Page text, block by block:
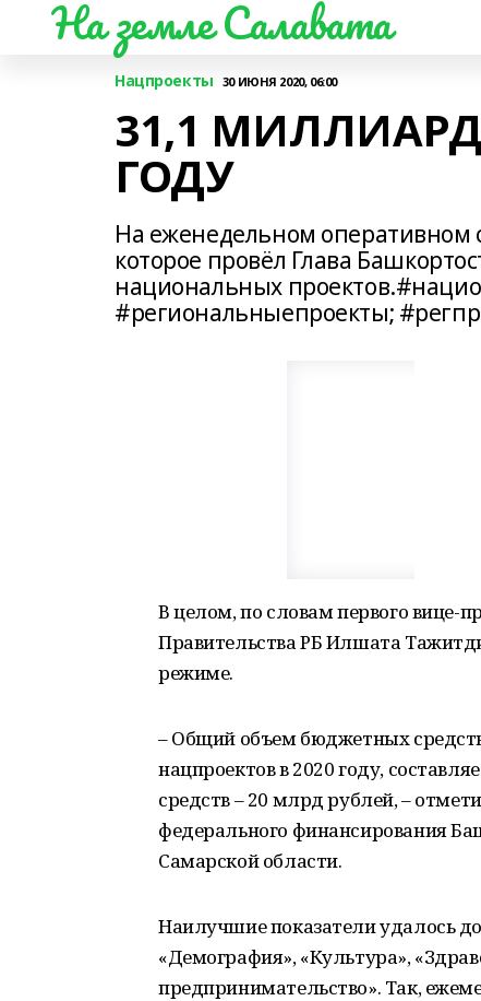
На земле Салавата
Нацпроекты 30 ИЮНЯ 2020, 06:00
31,1
ГОДУ
На еженедельном оперативном
которое провёл Глава
национальных
#региональныепроекты;
В целом, по словам первого вице-
Правительства РБ Илшата
режиме.
– Общий объем бюджетных
нацпроектов в 2020 году,
средств – 20 млрд рублей, –
федерального финансирования
Самарской области.
Наилучшие показатели удалось
«Демография», «Культура»,
предпринимательство». Так,